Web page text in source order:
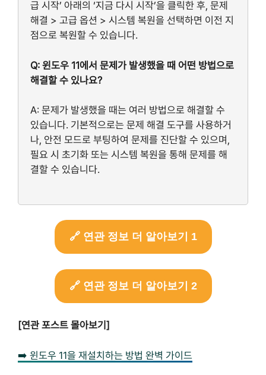
급 시작’ 아래의 ‘지금 다시 시작’을 클릭한 후, 문제
해결 > 고급 옵션 > 시스템 복원을 선택하면 이전 지
점으로 복원할 수 있습니다.
Q: 윈도우 11에서 문제가 발생했을 때 어떤 방법으로
해결할 수 있나요?
A: 문제가 발생했을 때는 여러 방법으로 해결할 수
있습니다. 기본적으로는 문제 해결 도구를 사용하거
나, 안전 모드로 부팅하여 문제를 진단할 수 있으며,
필요 시 초기화 또는 시스템 복원을 통해 문제를 해
결할 수 있습니다.
🔗 연관 정보 더 알아보기 1
🔗 연관 정보 더 알아보기 2
[연관 포스트 몰아보기]
➡️ 윈도우 11을 재설치하는 방법 완벽 가이드